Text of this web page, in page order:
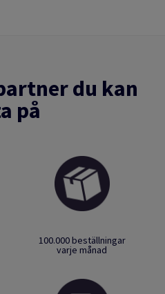
du kan
på
100.000 beställningar
varje månad